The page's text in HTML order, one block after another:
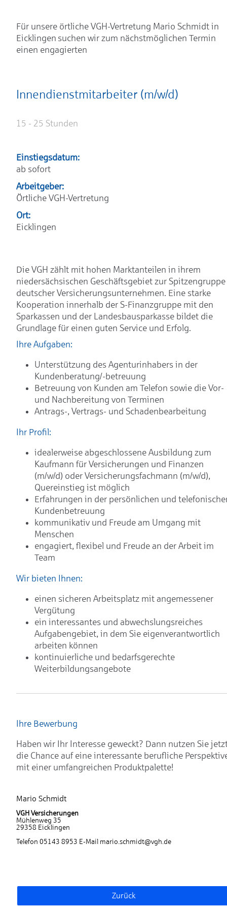
Für unsere örtliche VGH-Vertretung Mario Schmidt in
Eicklingen suchen wir zum nächstmöglichen Termin
einen engagierten
Innendienstmitarbeiter (m/w/d)
15 - 25 Stunden
Einstiegsdatum:
ab sofort
Arbeitgeber:
Örtliche VGH-Vertretung
Ort:
Eicklingen
Die VGH zählt mit hohen Marktanteilen in ihrem
niedersächsischen Geschäftsgebiet zur Spitzengruppe
deutscher Versicherungsunternehmen. Eine starke
Kooperation innerhalb der S-Finanzgruppe mit den
Sparkassen und der Landesbausparkasse bildet die
Grundlage für einen guten Service und Erfolg.
Ihre Aufgaben:
Unterstützung des Agenturinhabers in der
Kundenberatung/-betreuung
Betreuung von Kunden am Telefon sowie die Vor-
und Nachbereitung von Terminen
Antrags-, Vertrags- und Schadenbearbeitung
Ihr Profil:
idealerweise abgeschlossene Ausbildung zum
Kaufmann für Versicherungen und Finanzen
(m/w/d) oder Versicherungsfachmann (m/w/d),
Quereinstieg ist möglich
Erfahrungen in der persönlichen und
Kundenbetreuung
kommunikativ und Freude am Umgang mit
Menschen
engagiert, flexibel und Freude an der Arbeit im
Team
Wir bieten Ihnen:
einen sicheren Arbeitsplatz mit angemessener
Vergütung
ein interessantes und abwechslungsreiches
Aufgabengebiet, in dem Sie eigenverantwortlich
arbeiten können
kontinuierliche und bedarfsgerechte
Weiterbildungsangebote
Ihre Bewerbung
Haben wir Ihr Interesse geweckt? Dann nutzen Sie
die Chance auf eine interessante berufliche
mit einer umfangreichen Produktpalette!
Mario Schmidt
VGH Versicherungen
Mühlenweg 35
29358 Eicklingen
Telefon 05143 8953 E-Mail mario.schmidt@vgh.de
Zurück